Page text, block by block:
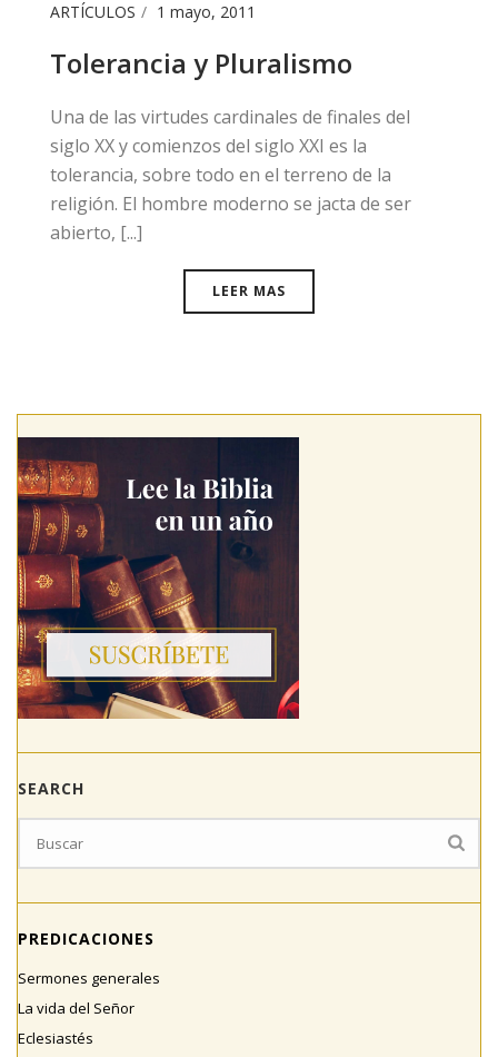
ARTÍCULOS 1 mayo, 2011
​​Tolerancia y Pluralismo
Una de las virtudes cardinales de finales del
siglo XX y comienzos del siglo XXI es la
tolerancia, sobre todo en el terreno de la
religión. El hombre moderno se jacta de ser
abierto, [...]
LEER MAS
SEARCH
PREDICACIONES
Sermones generales
La vida del Señor
Eclesiastés